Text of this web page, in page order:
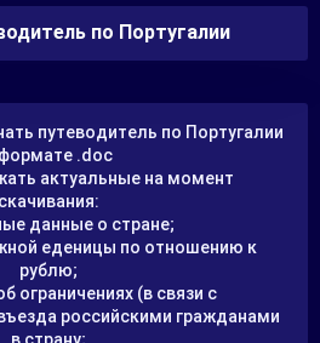
по Португалии
путеводитель по Португалии
.doc
актуальные на момент
скачивания:
данные о стране;
еденицы по отношению к
рублю;
ограничениях (в связи с
российскими гражданами